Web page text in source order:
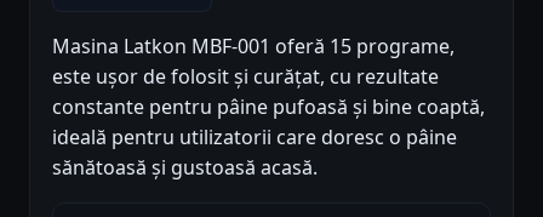
Masina Latkon MBF-001 oferă 15 programe,
este ușor de folosit și curățat, cu rezultate
constante pentru pâine pufoasă și bine coaptă,
ideală pentru utilizatorii care doresc o pâine
sănătoasă și gustoasă acasă.